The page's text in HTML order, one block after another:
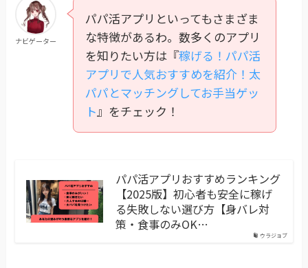
ナビゲーター
パパ活アプリといってもさまざま
な特徴があるわ。数多くのアプリ
を知りたい方は『稼げる！パパ活
アプリで人気おすすめを紹介！太
パパとマッチングしてお手当ゲッ
ト』をチェック！
ウラジョブ
パパ活アプリおすすめランキング
【2025版】初心者も安全に稼げ
る失敗しない選び方【身バレ対
策・食事のみOK…